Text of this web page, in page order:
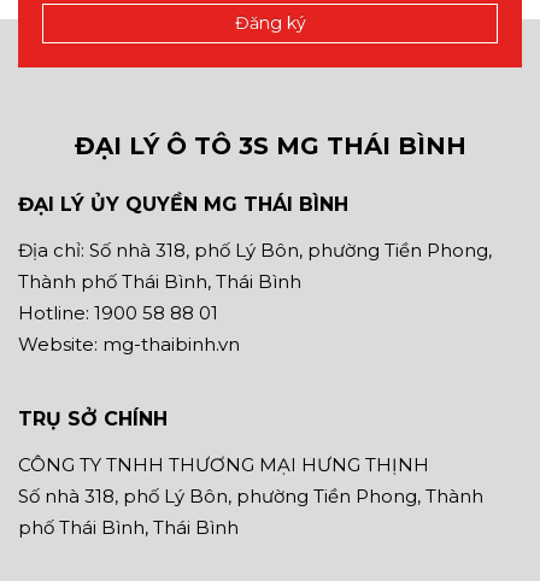
ĐẠI LÝ Ô TÔ 3S MG THÁI BÌNH
ĐẠI LÝ ỦY QUYỀN MG THÁI BÌNH
Địa chỉ: Số nhà 318, phố Lý Bôn, phường Tiền Phong,
Thành phố Thái Bình, Thái Bình
Hotline: 1900 58 88 01
Website: mg-thaibinh.vn
TRỤ SỞ CHÍNH
CÔNG TY TNHH THƯƠNG MẠI HƯNG THỊNH
Số nhà 318, phố Lý Bôn, phường Tiền Phong, Thành
phố Thái Bình, Thái Bình